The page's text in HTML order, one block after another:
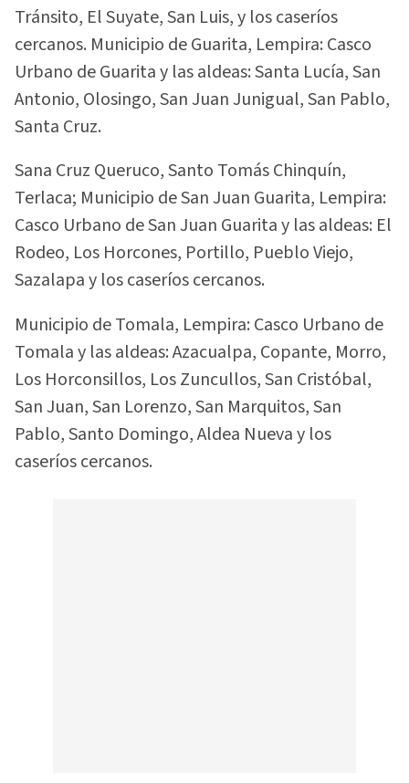
Tránsito, El Suyate, San Luis, y los caseríos
cercanos. Municipio de Guarita, Lempira: Casco
Urbano de Guarita y las aldeas: Santa Lucía, San
Antonio, Olosingo, San Juan Junigual, San Pablo,
Santa Cruz.
Sana Cruz Queruco, Santo Tomás Chinquín,
Terlaca; Municipio de San Juan Guarita, Lempira:
Casco Urbano de San Juan Guarita y las aldeas: El
Rodeo, Los Horcones, Portillo, Pueblo Viejo,
Sazalapa y los caseríos cercanos.
Municipio de Tomala, Lempira: Casco Urbano de
Tomala y las aldeas: Azacualpa, Copante, Morro,
Los Horconsillos, Los Zuncullos, San Cristóbal,
San Juan, San Lorenzo, San Marquitos, San
Pablo, Santo Domingo, Aldea Nueva y los
caseríos cercanos.